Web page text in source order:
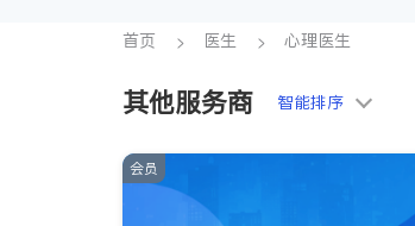
首页 医生 心理医生
其他服务商 智能排序
会员